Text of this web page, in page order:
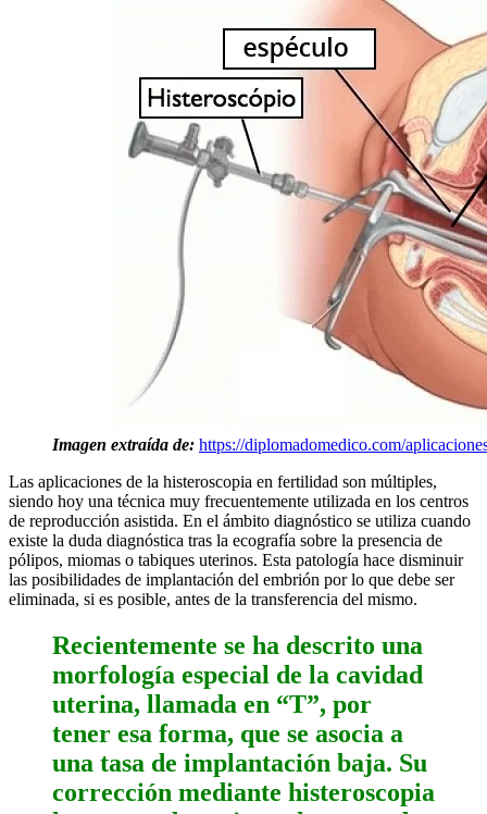
Imagen extraída de: https://diplomadomedico.com/
Las aplicaciones de la histeroscopia en fertilidad son múltiples,
siendo hoy una técnica muy frecuentemente utilizada en los centros
de reproducción asistida. En el ámbito diagnóstico se utiliza cuando
existe la duda diagnóstica tras la ecografía sobre la presencia de
pólipos, miomas o tabiques uterinos. Esta patología hace disminuir
las posibilidades de implantación del embrión por lo que debe ser
eliminada, si es posible, antes de la transferencia del mismo.
Recientemente se ha descrito una
morfología especial de la cavidad
uterina, llamada en “T”, por
tener esa forma, que se asocia a
una tasa de implantación baja. Su
corrección mediante histeroscopia